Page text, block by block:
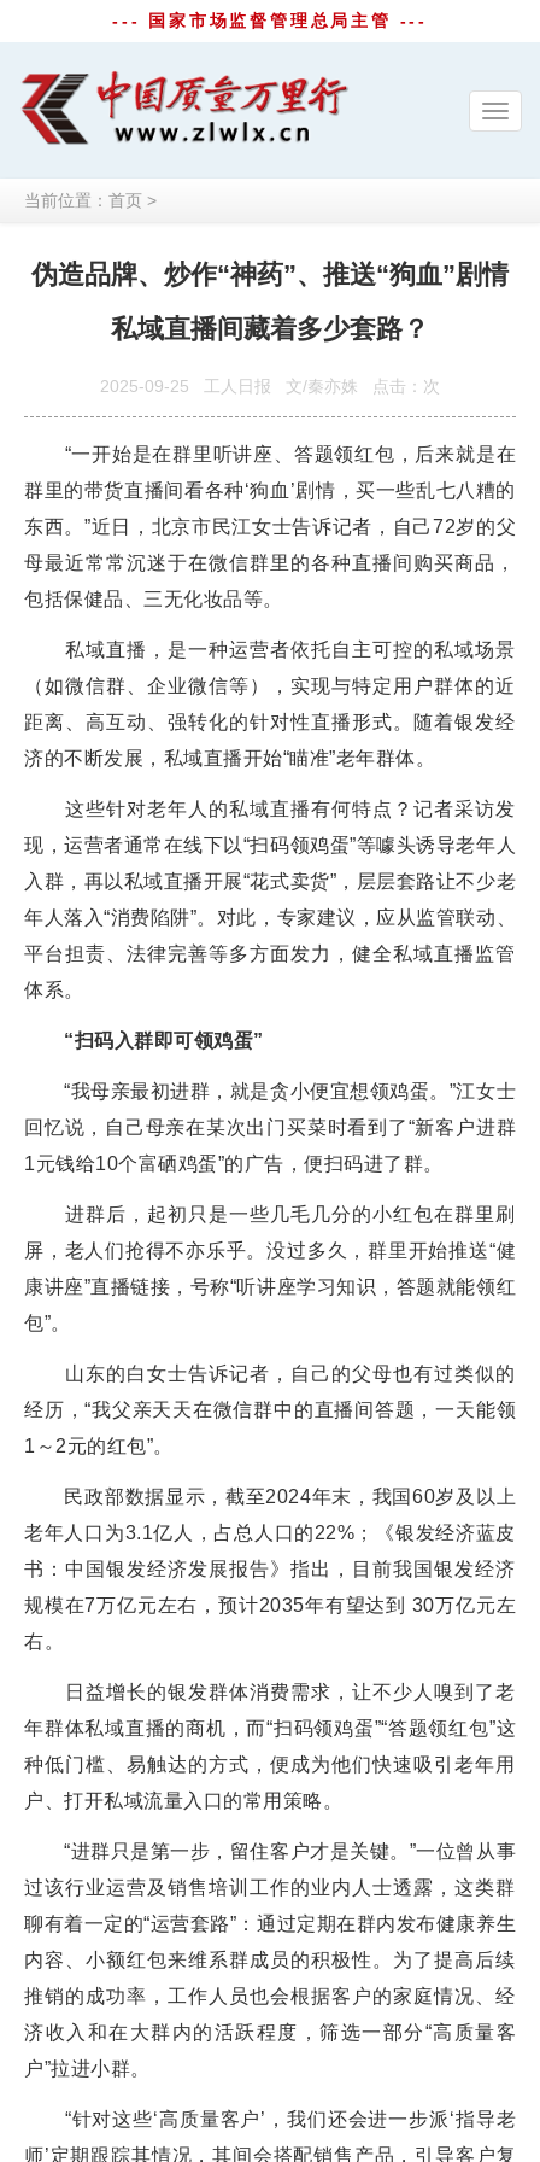
--- 国家市场监督管理总局主管 ---
当前位置： 首页 >
伪造品牌、炒作“神药”、推送“狗血”剧情
私域直播间藏着多少套路？
2025-09-25 工人日报 文/秦亦姝 点击： 次
“一开始是在群里听讲座、答题领红包，后来就是在
群里的带货直播间看各种‘狗血’剧情，买一些乱七八糟的
东西。”近日，北京市民江女士告诉记者，自己72岁的父
母最近常常沉迷于在微信群里的各种直播间购买商品，
包括保健品、三无化妆品等。
私域直播，是一种运营者依托自主可控的私域场景
（如微信群、企业微信等），实现与特定用户群体的近
距离、高互动、强转化的针对性直播形式。随着银发经
济的不断发展，私域直播开始“瞄准”老年群体。
这些针对老年人的私域直播有何特点？记者采访发
现，运营者通常在线下以“扫码领鸡蛋”等噱头诱导老年人
入群，再以私域直播开展“花式卖货”，层层套路让不少老
年人落入“消费陷阱”。对此，专家建议，应从监管联动、
平台担责、法律完善等多方面发力，健全私域直播监管
体系。
“扫码入群即可领鸡蛋”
“我母亲最初进群，就是贪小便宜想领鸡蛋。”江女士
回忆说，自己母亲在某次出门买菜时看到了“新客户进群
1元钱给10个富硒鸡蛋”的广告，便扫码进了群。
进群后，起初只是一些几毛几分的小红包在群里刷
屏，老人们抢得不亦乐乎。没过多久，群里开始推送“健
康讲座”直播链接，号称“听讲座学习知识，答题就能领红
包”。
山东的白女士告诉记者，自己的父母也有过类似的
经历，“我父亲天天在微信群中的直播间答题，一天能领
1～2元的红包”。
民政部数据显示，截至2024年末，我国60岁及以上
老年人口为3.1亿人，占总人口的22%；《银发经济蓝皮
书：中国银发经济发展报告》指出，目前我国银发经济
规模在7万亿元左右，预计2035年有望达到 30万亿元左
右。
日益增长的银发群体消费需求，让不少人嗅到了老
年群体私域直播的商机，而“扫码领鸡蛋”“答题领红包”这
种低门槛、易触达的方式，便成为他们快速吸引老年用
户、打开私域流量入口的常用策略。
“进群只是第一步，留住客户才是关键。”一位曾从事
过该行业运营及销售培训工作的业内人士透露，这类群
聊有着一定的“运营套路”：通过定期在群内发布健康养生
内容、小额红包来维系群成员的积极性。为了提高后续
推销的成功率，工作人员也会根据客户的家庭情况、经
济收入和在大群内的活跃程度，筛选一部分“高质量客
户”拉进小群。
“针对这些‘高质量客户’，我们还会进一步派‘指导老
师’定期跟踪其情况，其间会搭配销售产品，引导客户复